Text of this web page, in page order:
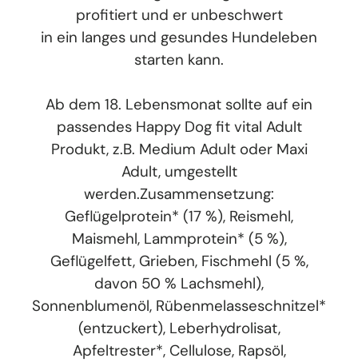
profitiert und er unbeschwert
in ein langes und gesundes Hundeleben
starten kann.
Ab dem 18. Lebensmonat sollte auf ein
passendes Happy Dog fit vital Adult
Produkt, z.B. Medium Adult oder Maxi
Adult, umgestellt
werden.Zusammensetzung:
Geflügelprotein* (17 %), Reismehl,
Maismehl, Lammprotein* (5 %),
Geflügelfett, Grieben, Fischmehl (5 %,
davon 50 % Lachsmehl),
Sonnenblumenöl, Rübenmelasseschnitzel*
(entzuckert), Leberhydrolisat,
Apfeltrester*, Cellulose, Rapsöl,